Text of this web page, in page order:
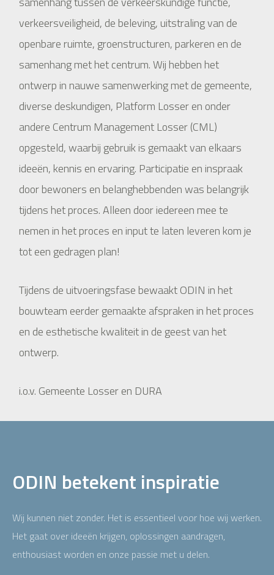
verkeersveiligheid, de beleving, uitstraling van de
openbare ruimte, groenstructuren, parkeren en de
samenhang met het centrum. Wij hebben het
ontwerp in nauwe samenwerking met de gemeente,
diverse deskundigen, Platform Losser en onder
andere Centrum Management Losser (CML)
opgesteld, waarbij gebruik is gemaakt van elkaars
ideeën, kennis en ervaring. Participatie en inspraak
door bewoners en belanghebbenden was belangrijk
tijdens het proces. Alleen door iedereen mee te
nemen in het proces en input te laten leveren kom je
tot een gedragen plan!
Tijdens de uitvoeringsfase bewaakt ODIN in het
bouwteam eerder gemaakte afspraken in het proces
en de esthetische kwaliteit in de geest van het
ontwerp.
i.o.v. Gemeente Losser en DURA
ODIN betekent inspiratie
Wij kunnen niet zonder. Het is essentieel voor hoe wij werken.
Het gaat over ideeën krijgen, oplossingen aandragen,
enthousiast worden en onze passie met u delen.